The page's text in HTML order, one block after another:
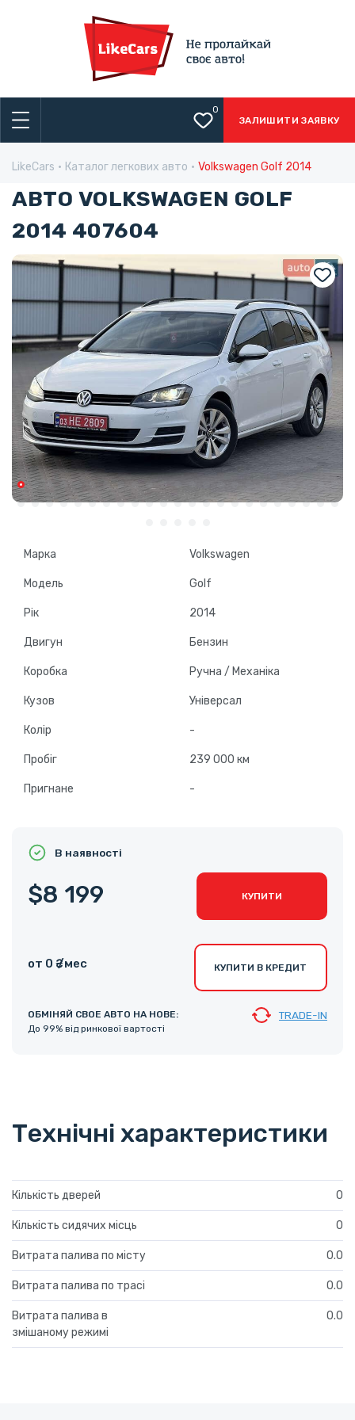
0
ЗАЛИШИТИ ЗАЯВКУ
LikeCars Каталог легкових авто Volkswagen Golf 2014
АВТО VOLKSWAGEN GOLF
2014 407604
Марка Volkswagen
Модель Golf
Рік 2014
Двигун Бензин
Коробка Ручна / Механіка
Кузов Універсал
Колір -
Пробіг 239 000 км
Пригнане -
В наявності
$8 199 КУПИТИ
от 0 ₴ /мес КУПИТИ В КРЕДИТ
ОБМІНЯЙ СВОЕ АВТО НА НОВЕ:
До 99% від ринкової вартості
TRADE-IN
Технічні характеристики
Кількість дверей 0
Кількість сидячих місць 0
Витрата палива по місту 0.0
Витрата палива по трасі 0.0
Витрата палива в
змішаному режимі
0.0